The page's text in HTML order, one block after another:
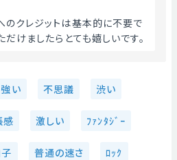
のクレジットは基本的に不要で
だけましたらとても嬉しいです。
い 不思議 渋い
感 激しい ﾌｧﾝﾀｼﾞｰ
普通の速さ ﾛｯｸ